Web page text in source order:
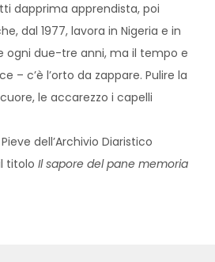
dapprima apprendista, poi
dal 1977, lavora in Nigeria e in
ogni due-tre anni, ma il tempo e
– c’è l’orto da zappare. Pulire la
le accarezzo i capelli
dell’Archivio Diaristico
titolo Il sapore del pane memoria